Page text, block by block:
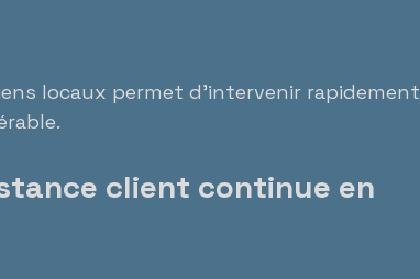
locaux permet d’intervenir rapidement
client continue en